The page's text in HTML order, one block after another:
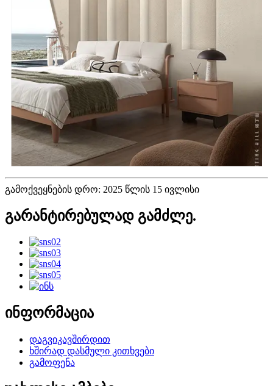
გამოქვეყნების დრო: 2025 წლის 15 ივლისი
გარანტირებულად გამძლე.
ინფორმაცია
დაგვიკავშირდით
ხშირად დასმული კითხვები
გამოფენა